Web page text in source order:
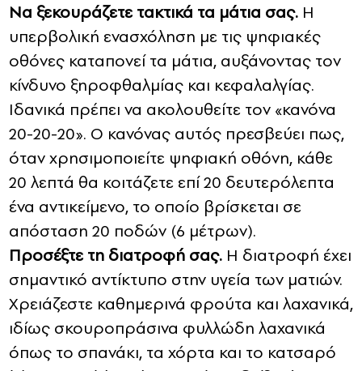
Να ξεκουράζετε τακτικά τα μάτια σας. Η
υπερβολική ενασχόληση με τις ψηφιακές
οθόνες καταπονεί τα μάτια, αυξάνοντας τον
κίνδυνο ξηροφθαλμίας και κεφαλαλγίας.
Ιδανικά πρέπει να ακολουθείτε τον «κανόνα
20-20-20». Ο κανόνας αυτός πρεσβεύει πως,
όταν χρησιμοποιείτε ψηφιακή οθόνη, κάθε
20 λεπτά θα κοιτάζετε επί 20 δευτερόλεπτα
ένα αντικείμενο, το οποίο βρίσκεται σε
απόσταση 20 ποδών (6 μέτρων).
Προσέξτε τη διατροφή σας. Η διατροφή έχει
σημαντικό αντίκτυπο στην υγεία των ματιών.
Χρειάζεστε καθημερινά φρούτα και λαχανικά,
ιδίως σκουροπράσινα φυλλώδη λαχανικά
όπως το σπανάκι, τα χόρτα και το κατσαρό